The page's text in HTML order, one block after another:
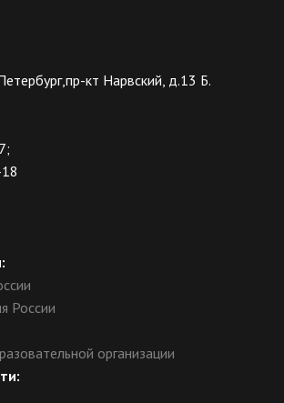
кт Нарвский, д.13 Б.
России
организации